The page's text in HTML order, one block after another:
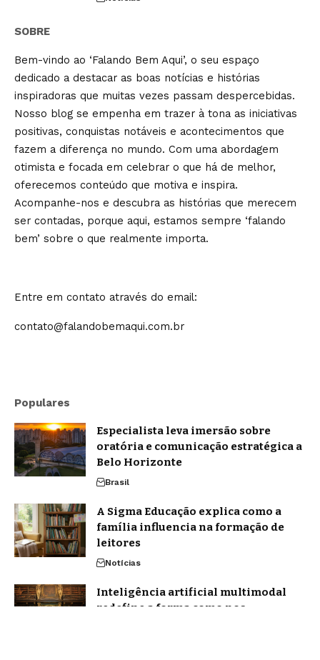
SOBRE
Bem-vindo ao ‘Falando Bem Aqui’, o seu espaço
dedicado a destacar as boas notícias e histórias
inspiradoras que muitas vezes passam despercebidas.
Nosso blog se empenha em trazer à tona as iniciativas
positivas, conquistas notáveis e acontecimentos que
fazem a diferença no mundo. Com uma abordagem
otimista e focada em celebrar o que há de melhor,
oferecemos conteúdo que motiva e inspira.
Acompanhe-nos e descubra as histórias que merecem
ser contadas, porque aqui, estamos sempre ‘falando
bem’ sobre o que realmente importa.
Entre em contato através do email:
contato@falandobemaqui.com.br
Populares
Especialista leva imersão sobre
oratória e comunicação estratégica a
Belo Horizonte
Brasil
A Sigma Educação explica como a
família influencia na formação de
leitores
Notícias
Inteligência artificial multimodal
redefine a forma como nos